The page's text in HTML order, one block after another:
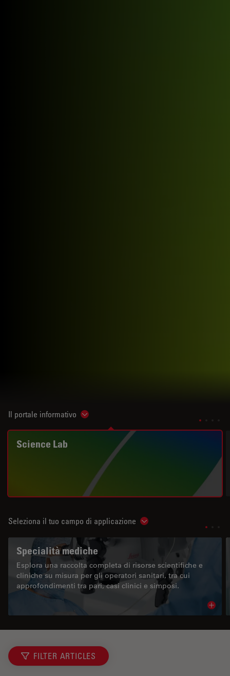
Il portale informativo Show subnavigation
Science Lab
Seleziona il tuo campo di applicazione Show subnavigation
Specialità mediche
Esplora una raccolta completa di risorse scientifiche e
cliniche su misura per gli operatori sanitari, tra cui
approfondimenti tra pari, casi clinici e simposi.
FILTER ARTICLES